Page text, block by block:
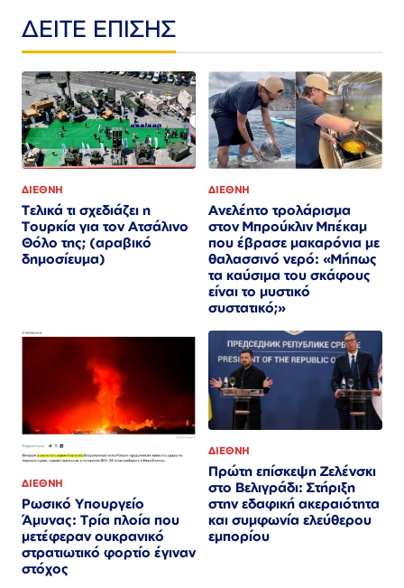
ΔΕΙΤΕ ΕΠΙΣΗΣ
ΔΙΕΘΝΗ
Τελικά τι σχεδιάζει η
Τουρκία για τον Ατσάλινο
Θόλο της; (αραβικό
δημοσίευμα)
ΔΙΕΘΝΗ
Ανελέητο τρολάρισμα
στον Μπρούκλιν Μπέκαμ
που έβρασε μακαρόνια με
θαλασσινό νερό: «Μήπως
τα καύσιμα του σκάφους
είναι το μυστικό
συστατικό;»
ΔΙΕΘΝΗ
Ρωσικό Υπουργείο
Άμυνας: Τρία πλοία που
μετέφεραν ουκρανικό
στρατιωτικό φορτίο έγιναν
στόχος
ΔΙΕΘΝΗ
Πρώτη επίσκεψη Ζελένσκι
στο Βελιγράδι: Στήριξη
στην εδαφική ακεραιότητα
και συμφωνία ελεύθερου
εμπορίου